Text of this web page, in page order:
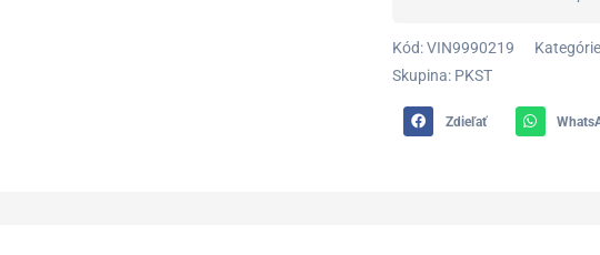
Kód:VIN9990219
Skupina: PKST
Zdieľať